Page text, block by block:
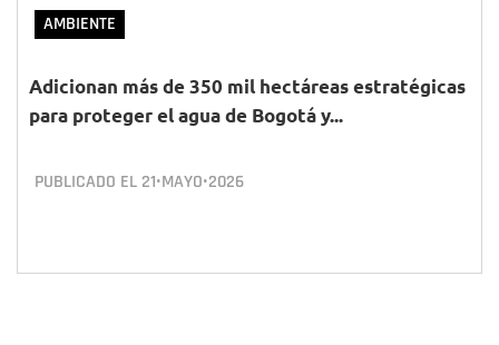
AMBIENTE
Adicionan más de 350 mil hectáreas estratégicas
para proteger el agua de Bogotá y...
PUBLICADO EL 21•MAYO•2026